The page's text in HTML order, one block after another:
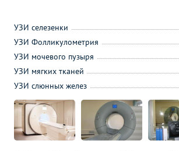
УЗИ селезенки
УЗИ Фолликулометрия
УЗИ мочевого пузыря
УЗИ мягких тканей
УЗИ слюнных желез